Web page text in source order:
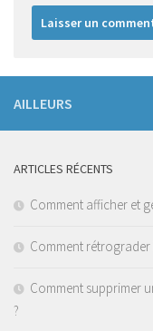
AILLEURS
ARTICLES RÉCENTS
Comment afficher et
Comment rétrograder
Comment supprimer
?